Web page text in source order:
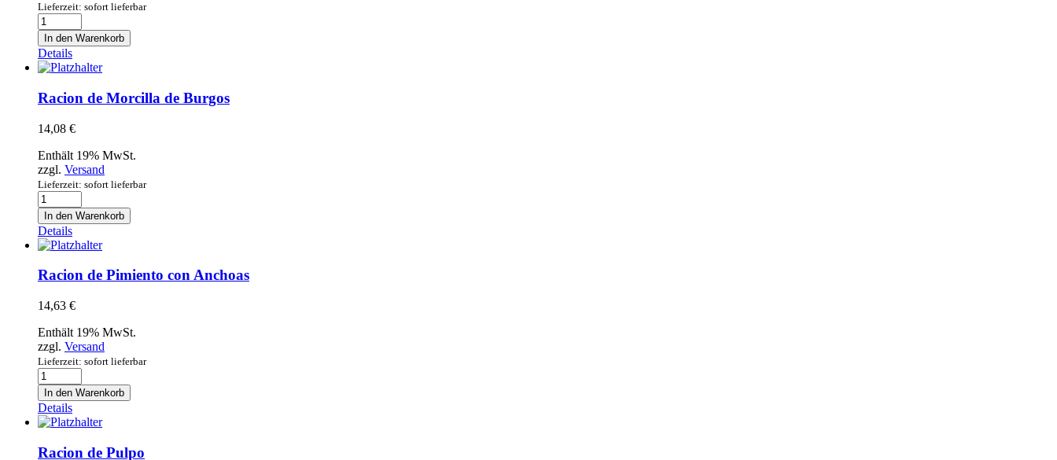
Lieferzeit: sofort lieferbar
Racion
de
Boquerones
Menge
In den Warenkorb
Details
Racion de Morcilla de Burgos
14,08 €
Enthält 19% MwSt.
zzgl. Versand
Lieferzeit: sofort lieferbar
Racion
de
Morcilla
de
Burgos
Menge
In den Warenkorb
Details
Racion de Pimiento con Anchoas
14,63 €
Enthält 19% MwSt.
zzgl. Versand
Lieferzeit: sofort lieferbar
Racion
de
Pimiento
con
Anchoas
Menge
In den Warenkorb
Details
Racion de Pulpo